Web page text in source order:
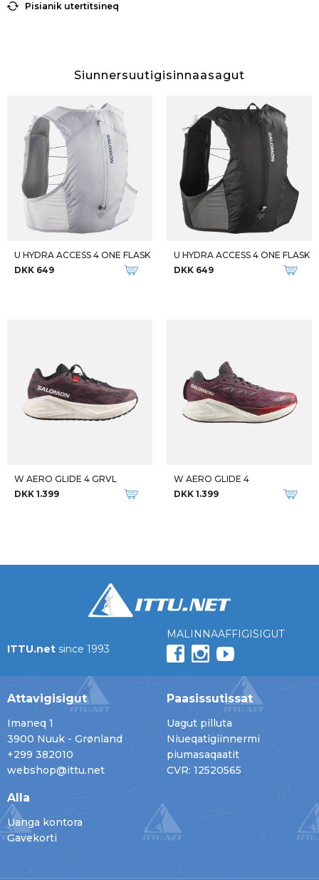
Pisianik utertitsineq
Siunnersuutigisinnaasagut
U HYDRA ACCESS 4 ONE FLASK
DKK 649
U HYDRA ACCESS 4 ONE FLASK
DKK 649
W AERO GLIDE 4 GRVL
DKK 1.399
W AERO GLIDE 4
DKK 1.399
ITTU.net since 1993
MALINNAAFFIGISIGUT
Attavigisigut
Imaneq 1
3900 Nuuk - Grønland
+299 382010
webshop@ittu.net
Paasissutissat
Uagut pilluta
Niueqatigiinnermi
piumasaqaatit
CVR: 12520565
Alla
Uanga kontora
Gavekorti